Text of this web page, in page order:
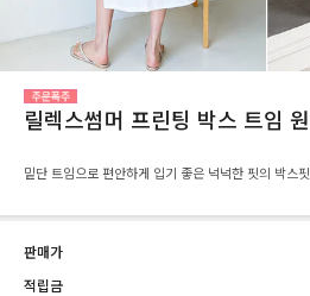
릴렉스썸머 프린팅 박스 트임
밑단 트임으로 편안하게 입기 좋은 넉넉한 핏의 박스
판매가
적립금